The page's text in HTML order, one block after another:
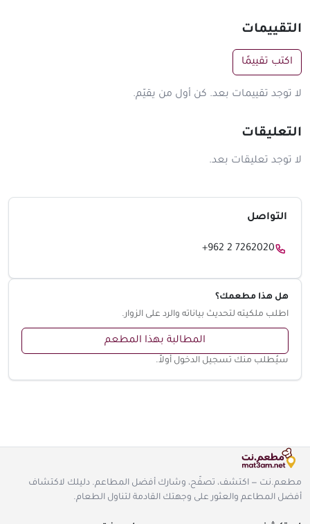
التقييمات
اكتب تقييمًا
لا توجد تقييمات بعد. كن أول من يقيّم.
التعليقات
لا توجد تعليقات بعد.
التواصل
+962 2 7262020
هل هذا مطعمك؟
اطلب ملكيته لتحديث بياناته والرد على الزوار.
المطالبة بهذا المطعم
سيُطلب منك تسجيل الدخول أولاً.
مطعم.نت — اكتشف، تصفّح، وشارك أفضل المطاعم. دليلك لاكتشاف
أفضل المطاعم والعثور على وجهتك القادمة لتناول الطعام.